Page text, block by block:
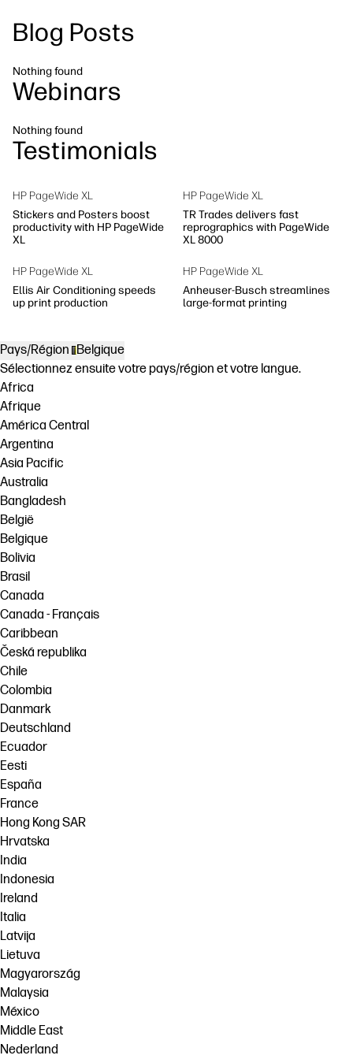
Solutions de flux de travail
Blog Posts
Nothing found
Webinars
Nothing found
Testimonials
HP PageWide XL
Stickers and Posters boost
productivity with HP PageWide
XL
HP PageWide XL
TR Trades delivers fast
reprographics with PageWide
XL 8000
HP PageWide XL
Ellis Air Conditioning speeds
up print production
HP PageWide XL
Anheuser-Busch streamlines
large-format printing
Pays/Région Belgique
Sélectionnez ensuite votre pays/région et votre langue.
Africa
Afrique
América Central
Argentina
Asia Pacific
Australia
Bangladesh
België
Belgique
Bolivia
Brasil
Canada
Canada - Français
Caribbean
Česká republika
Chile
Colombia
Danmark
Deutschland
Ecuador
Eesti
España
France
Hong Kong SAR
Hrvatska
India
Indonesia
Ireland
Italia
Latvija
Lietuva
Magyarország
Malaysia
México
Middle East
Nederland